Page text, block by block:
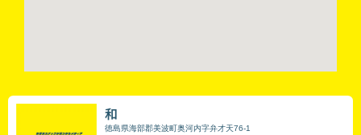
和
徳島県海部郡美波町奥河内字弁才天76-1